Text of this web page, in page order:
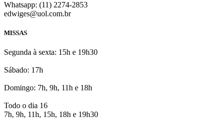
Whatsapp: (11) 2274-2853
edwiges@uol.com.br
MISSAS
Segunda à sexta: 15h e 19h30
Sábado: 17h
Domingo: 7h, 9h, 11h e 18h
Todo o dia 16
7h, 9h, 11h, 15h, 18h e 19h30